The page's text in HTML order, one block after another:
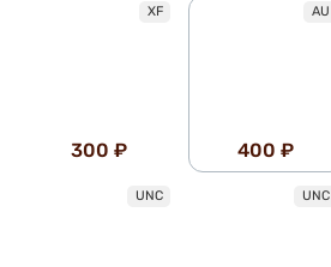
XF
300 ₽
AU
400 ₽
UNC UNC